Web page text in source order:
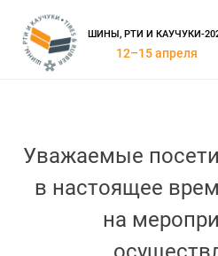
ШИНЫ, РТИ И КАУЧУКИ-
12–15 апреля
Уважаемые
в настоящее
на